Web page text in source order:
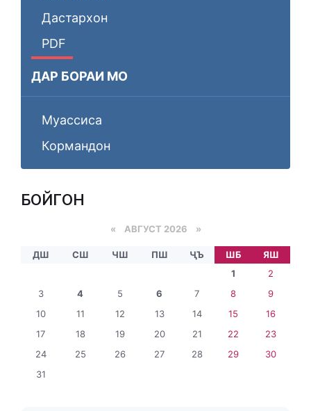
Дастархон
PDF
ДАР БОРАИ МО
Муассиса
Кормандон
БОЙГОНӢ
« АВГУСТ 2026 »
ДШ СШ ЧШ ПШ ҶЪ ШБ
ЯШ
1
2
3
4 5 6 7 8
9
10
11 12 13 14 15
16
17
18 19 20 21 22
23
24
25 26 27 28 29
30
31